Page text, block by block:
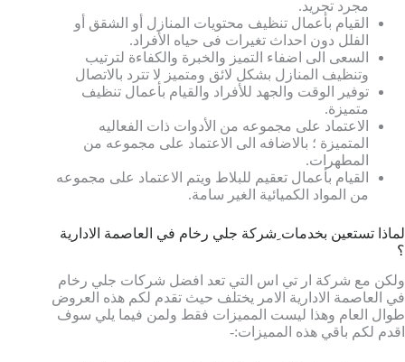
مجرد تجريد.
القيام بأعمال تنظيف محتويات المنازل أو الشقق أو
الفلل دون احداث تغيرات فى حياه الأفراد.
السعى الى اضفاء التميز والخبرة والكفاءة لترتيب
وتنظيف المنازل بشكل لائق ومتميز لا تترد بالاتصال
توفير الوقت والجهد للأفراد والقيام بأعمال تنظيف
متميزة.
الاعتماد على مجموعه من الأدوات ذات الفعاليه
المتميزة ؛ بالاضافه الى الاعتماد على مجموعه من
المطهرات.
القيام بأعمال تعقيم للبلاط ويتم الاعتماد على مجموعه
من المواد الكميائية الغير سامة.
لماذا تستعين بخدمات ِشركة جلي رخام في العاصمة الادارية
؟
ولكن مع شركة ار تي اس التي تعد افضل شركات جلي رخام
في العاصمة الادارية الامر يختلف حيث تقدم لكم هذه العروض
طوال العام وهذا ليست المميزات فقط ولمن فيما يلي سوف
اقدم لكم باقي هذه المميزات:-